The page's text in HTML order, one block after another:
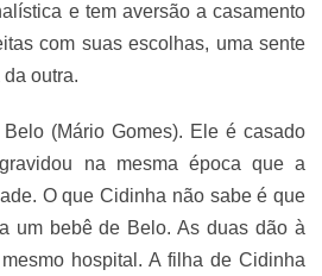
e tem aversão a casamento
com suas escolhas, uma sente
outra.
(Mário Gomes). Ele é casado
na mesma época que a
O que Cidinha não sabe é que
um bebê de Belo. As duas dão à
hospital. A filha de Cidinha